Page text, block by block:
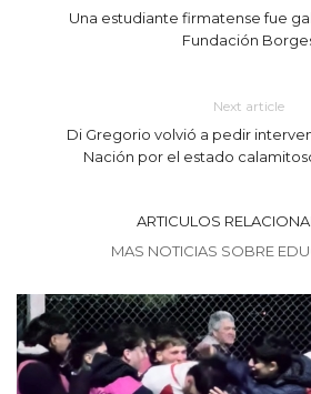
Una estudiante firmatense fue
Fundación
Next article
Di Gregorio volvió a pedir
Nación por el estado
ARTICULOS
MAS NOTICIAS SOBRE